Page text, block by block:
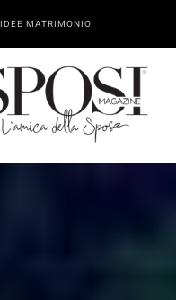
IDEE MATRIMONIO